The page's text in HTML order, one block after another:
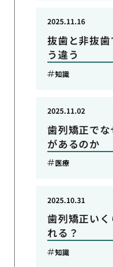
抜歯と非抜
う違う
2025.11.16
知識
歯列矯正で
があるのか
2025.11.02
医療
歯列矯正い
れる？
2025.10.31
知識